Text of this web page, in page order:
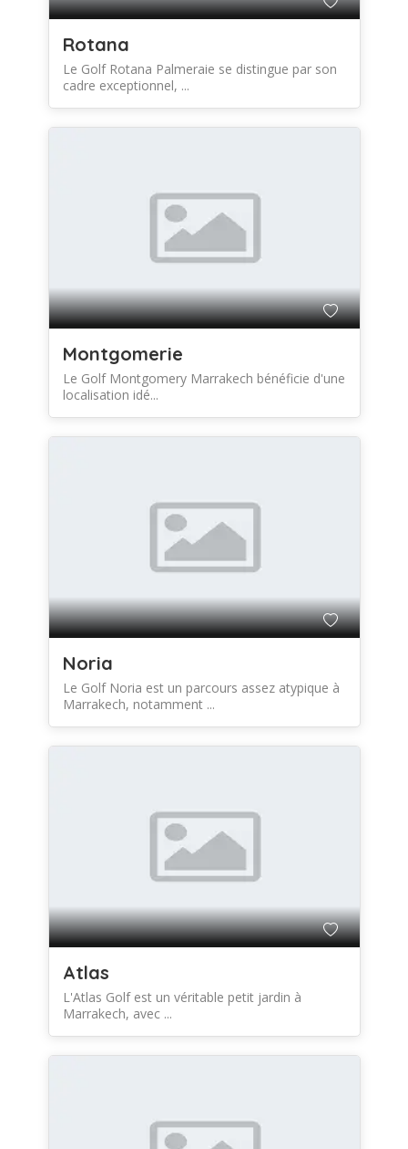
Rotana
Le Golf Rotana Palmeraie se distingue par son
cadre exceptionnel, ...
Montgomerie
Le Golf Montgomery Marrakech bénéficie d'une
localisation idé...
Noria
Le Golf Noria est un parcours assez atypique à
Marrakech, notamment ...
Atlas
L'Atlas Golf est un véritable petit jardin à
Marrakech, avec ...